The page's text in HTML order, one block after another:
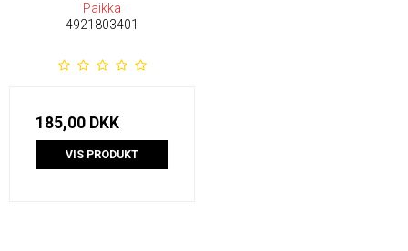
Paikka
4921803401
185,00 DKK
VIS PRODUKT